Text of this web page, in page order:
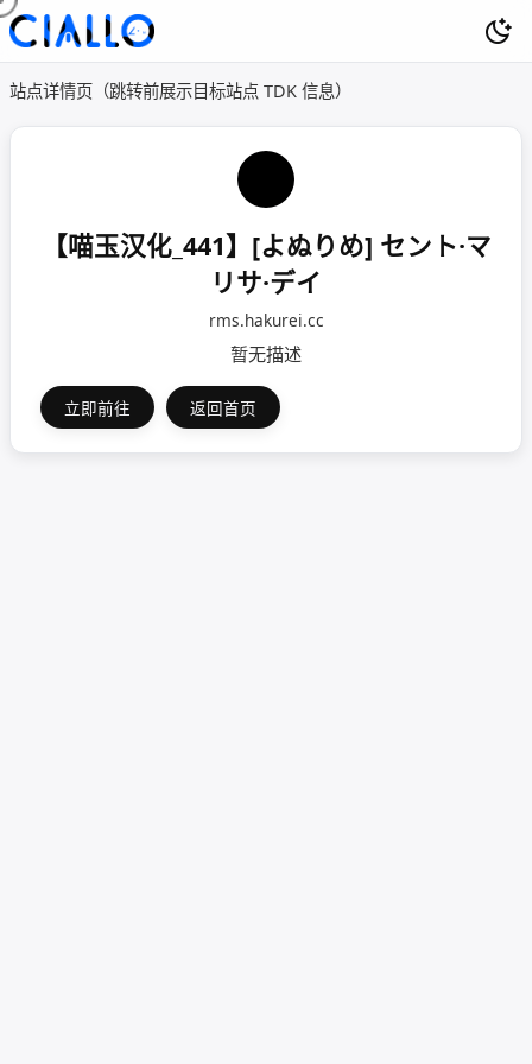
站点详情页（跳转前展示目标站点 TDK 信息）
【喵玉汉化_441】[よぬりめ] セント·マ
リサ·デイ
rms.hakurei.cc
暂无描述
立即前往 返回首页